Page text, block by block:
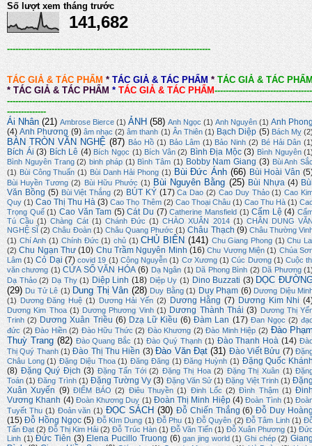
Số lượt xem tháng trước
141,682
-------------------------------------------------------------------------
TÁC GIẢ & TÁC PHẨM * TÁC GIẢ & TÁC PHẨM * TÁC GIẢ & TÁC
* TÁC GIẢ & TÁC PHẨM *TÁC GIẢ & TÁC PHẨM-----------------------------------
--------------
Ái Nhân (21) Ambrose Bierce (1) ẢNH (58) Anh Ngọc (1) Anh Nguyên (1) Anh
(4) Anh Phương (9) âm nhạc (2) âm thanh (1) Ân Thiên (1) Bạch Diệp (5) Bách Mỵ
BÀN TRÒN VĂN NGHỆ (87) Bảo Hồ (1) Bảo Lâm (1) Bảo Ninh (2) Bé Hải Dân
Bích Ái (3) Bích Lê (4) Bích Ngọc (1) Bích Vân (2) Bình Địa Mộc (3) Bình Nguyên
Bình Nguyên Trang (2) binh pháp (1) Bình Tâm (1) Bobby Nam Giang (3) Bùi Anh
(1) Bùi Công Thuấn (1) Bùi Danh Hải Phong (1) Bùi Đức Ánh (66) Bùi Hoài Vân
Bùi Huyền Tương (2) Bùi Hữu Phước (1) Bùi Nguyên Bằng (25) Bùi Nhựa (4)
Văn Bồng (5) Bùi Việt Thắng (2) BÚT KÝ (17) Ca Dao (2) Cao Duy Thảo (1) Cao
Quy (1) Cao Thị Thu Hà (3) Cao Thọ Thêm (2) Cao Thoại Châu (1) Cao Thu Hà (1)
Trọng Quế (1) Cao Văn Tam (5) Cát Du (7) Catherine Mansfield (1) Cẩm Lệ (4)
Tú Cầu (1) Chàng Cát (1) Chánh Đức (1) CHÀO XUÂN 2014 (1) CHÂN DUNG
NGHỆ SĨ (2) Châu Đoàn (1) Châu Quang Phước (1) Châu Thạch (9) Châu Thường
(1) Chí Anh (1) Chính Đức (1) chủ (1) CHỦ BIÊN (141) Chu Giang Phong (1) Chu
(2) Chu Ngạn Thư (10) Chu Trầm Nguyên Minh (16) Chu Vương Miện (1) Chúa
Lâm (1) Cỏ Dại (7) covid 19 (1) Công Nguyễn (1) Cơ Xương (1) Cúc Dương (1) Cuộc
văn chương (1) CỬA SỔ VĂN HÓA (6) Dạ Ngân (1) Dã Phong Bình (2) Dã Phương
Dạ Thảo (2) Dạ Thy (1) Diệp Linh (18) Diệp Uy (1) Dino Buzzati (3) DỌC
(29) Du Tử Lê (1) Dung Thị Vân (28) Duy Bằng (1) Duy Phạm (6) Dương Diệu
(1)
Dương Đăng Huệ (1) Dương Hải Yến (2) Dương Hằng (7) Dương Kim Nhi
Dương Kim Thoa (1) Dương Phương Vinh (1) Dương Thành Thái (3) Dương Thị
Trinh (2) Dương Xuân Triều (6) Dzạ Lữ Kiều (6) Đàm Lan (17) Đan Ngọc (2)
đức (2) Đào Hiền (2) Đào Hữu Thức (2) Đào Khương (2) Đào Minh Hiệp (2) Đào
Thuỳ Trang (82) Đào Quang Bắc (1) Đào Quý Thạnh (1) Đào Thanh Hoà (14)
Thị Quý Thanh (1) Đào Thị Thu Hiền (3) Đào Văn Đạt (31) Đào Viết Bửu (7)
Châu Long (1) Đặng Diệu Thoa (1) Đăng Đăng (1) Đăng Huỳnh (1) Đặng Quốc
(8) Đặng Quý Địch (3) Đặng Tấn Tới (2) Đặng Thị Hoa (2) Đặng Thị Xuân (1)
Toán (1) Đăng Trình (1) Đặng Tường Vy (3) Đặng Văn Sử (1) Đặng Việt Trinh (1)
Xuân Xuyến (9) ĐIỂM BÁO (2) Điêu Thuyền (1) Đinh Lốc (2) Đình Thậm (1)
Vương Khanh (4) Đoàn Khương Duy (1) Đoàn Thị Minh Hiệp (4) Đoàn Tình (1)
Tuyết Thu (1) Đoản văn (1) ĐỌC SÁCH (30) Đỗ Chiến Thắng (6) Đỗ Duy
(15) Đỗ Hồng Ngọc (5) Đỗ KIm Dung (1) Đỗ Phu (1) Đỗ Quyên (2) Đỗ Tâm Linh (1)
Tấn Đạt (2) Đỗ Thị Kim Hải (2) Đỗ Trúc Hàn (1) Đỗ Văn Tiến (1) Đỗ Xuân Phương (1)
Linh (1) Đức Tiên (3) Elena Pucillo Truong (6) gan jing world (1) Ghi chép (2)